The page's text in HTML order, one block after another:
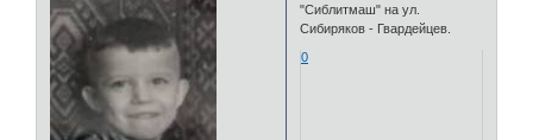
"Сиблитмаш" на ул.
Сибиряков - Гвардейцев.
0